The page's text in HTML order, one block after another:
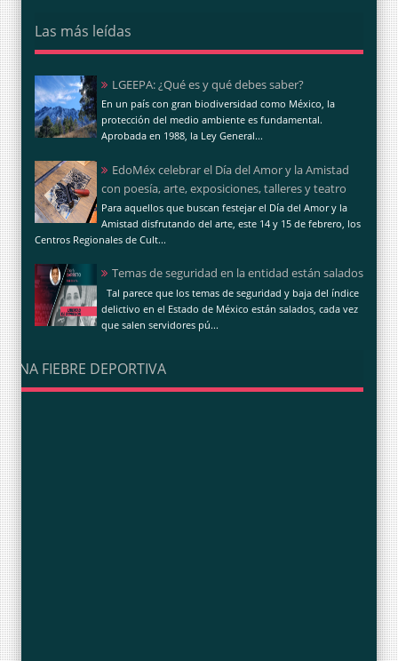
Las más leídas
LGEEPA: ¿Qué es y qué debes saber?
En un país con gran biodiversidad como México, la
protección del medio ambiente es fundamental.
Aprobada en 1988, la Ley General...
EdoMéx celebrar el Día del Amor y la Amistad
con poesía, arte, exposiciones, talleres y teatro
Para aquellos que buscan festejar el Día del Amor y la
Amistad disfrutando del arte, este 14 y 15 de febrero, los
Centros Regionales de Cult...
Temas de seguridad en la entidad están salados
Tal parece que los temas de seguridad y baja del índice
delictivo en el Estado de México están salados, cada vez
que salen servidores pú...
UNA FIEBRE DEPORTIVA